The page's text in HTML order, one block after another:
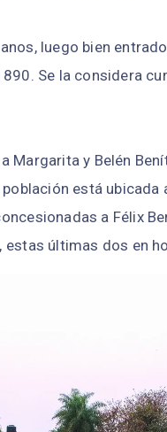
luego bien
Se la considera
Margarita y Belén
está ubicada
a Félix
estas últimas dos en